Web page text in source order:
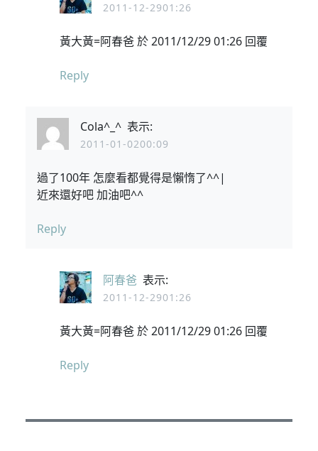
2011-12-2901:26
黃大黃=阿春爸 於 2011/12/29 01:26 回覆
Reply
Cola^_^ 表示:
2011-01-0200:09
過了100年 怎麼看都覺得是懶惰了^^|
近來還好吧 加油吧^^
Reply
阿春爸 表示:
2011-12-2901:26
黃大黃=阿春爸 於 2011/12/29 01:26 回覆
Reply